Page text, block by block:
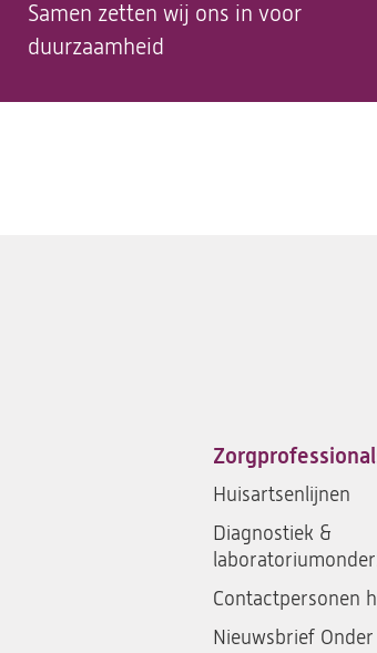
Samen zetten wij ons in voor
duurzaamheid
Huisartsenlijnen
Diagnostiek &
Contactpersonen
Nieuwsbrief